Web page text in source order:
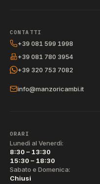
CONTATTI
+39 081 599 1998
+39 081 780 3954
+39 320 753 7082
info@manzoricambi.it
ORARI
Lunedì al Venerdì:
8:30 – 13:30
15:30 – 18:30
Sabato e Domenica:
Chiusi